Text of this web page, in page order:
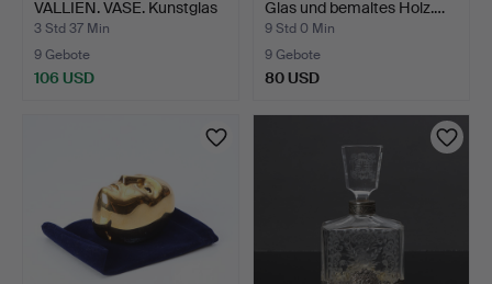
VALLIEN. VASE. Kunstglas
mit…
3 Std 37 Min
9 Gebote
106 USD
Glas und bemaltes Holz.…
9 Std 0 Min
9 Gebote
80 USD